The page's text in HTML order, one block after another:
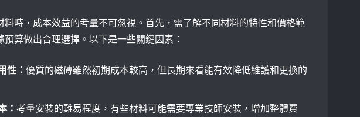
料時，成本效益的考量不可忽視。首先，需了解不同材料的特性和價格範
預算做出合理選擇。以下是一些關鍵因素：
性： 優質的磁磚雖然初期成本較高，但長期來看能有效降低維護和更換的
： 考量安裝的難易程度，有些材料可能需要專業技師安裝，增加整體費